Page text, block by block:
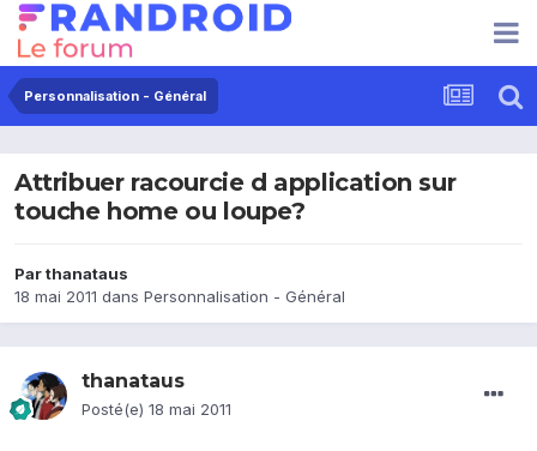
Personnalisation - Général
Attribuer racourcie d application sur
touche home ou loupe?
Parthanataus
18 mai 2011 dans Personnalisation - Général
thanataus
Posté(e) 18 mai 2011